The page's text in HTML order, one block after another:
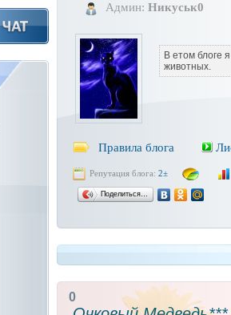
Админ: Никуськ0
В етом блоге
животных.
Правила блога
Репутация блога: 2±
Поделиться…
0